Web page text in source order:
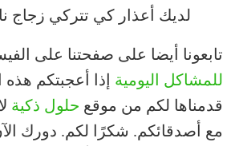
لديك أعذار كي تتركي زجاج
تابعونا أيضا على صفحتنا على
للمشاكل اليومية إذا أعجبتكم هذه
قدمناها لكم من موقع حلول ذكية
مع أصدقائكم. شكرًا لكم. دورك